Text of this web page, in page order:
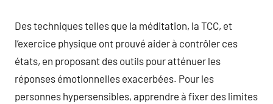
Des techniques telles que la méditation, la TCC, et
l’exercice physique ont prouvé aider à contrôler ces
états, en proposant des outils pour atténuer les
réponses émotionnelles exacerbées. Pour les
personnes hypersensibles, apprendre à fixer des limites